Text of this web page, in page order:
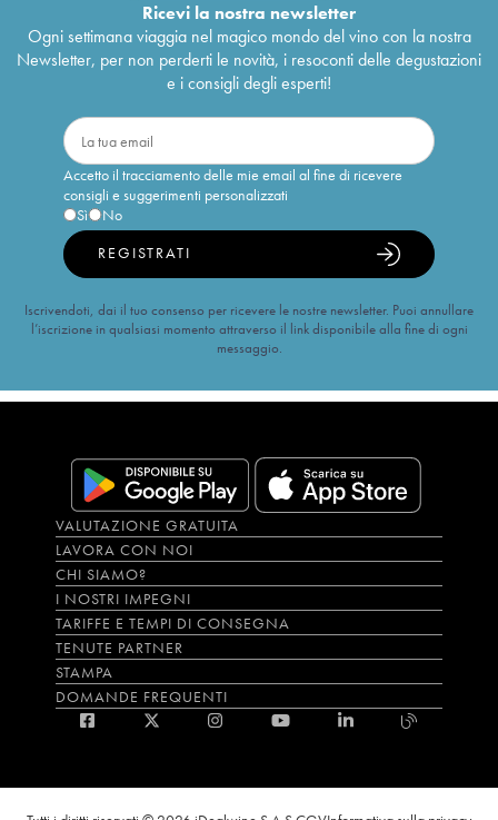
Ricevi la nostra newsletter
Ogni settimana viaggia nel magico mondo del vino con la nostra
Newsletter, per non perderti le novità, i resoconti delle degustazioni
e i consigli degli esperti!
Accetto il tracciamento delle mie email al fine di ricevere
consigli e suggerimenti personalizzati
Sì
No
REGISTRATI
Iscrivendoti, dai il tuo consenso per ricevere le nostre newsletter. Puoi annullare
l’iscrizione in qualsiasi momento attraverso il link disponibile alla fine di ogni
messaggio.
VALUTAZIONE GRATUITA
LAVORA CON NOI
CHI SIAMO?
I NOSTRI IMPEGNI
TARIFFE E TEMPI DI CONSEGNA
TENUTE PARTNER
STAMPA
DOMANDE FREQUENTI